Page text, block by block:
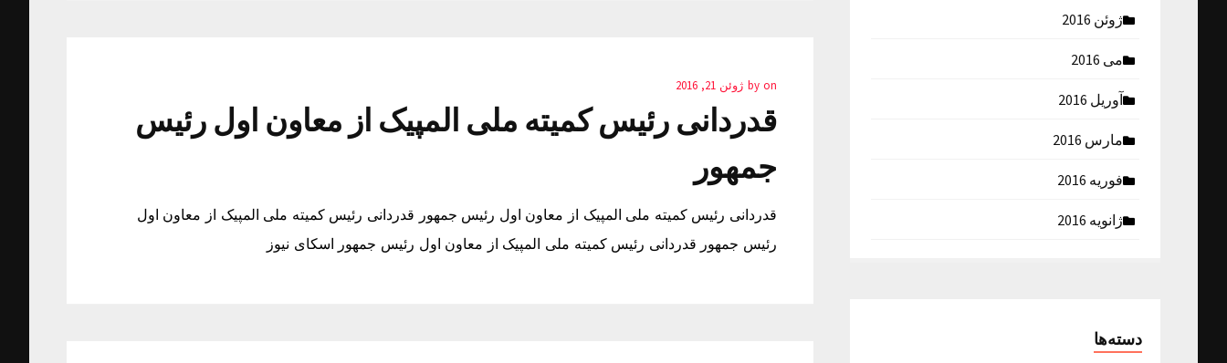
by on ژوئن 21, 2016
قدردانی رئیس کمیته ملی المپیک از معاون اول رئیس
جمهور
قدردانی رئیس کمیته ملی المپیک از معاون اول رئیس جمهور قدردانی رئیس کمیته ملی المپیک از معاون اول
رئیس جمهور قدردانی رئیس کمیته ملی المپیک از معاون اول رئیس جمهور اسکای نیوز
ژوئن 2016
می 2016
آوریل 2016
مارس 2016
فوریه 2016
ژانویه 2016
دسته‌ها